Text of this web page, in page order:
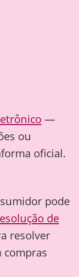
—
ou
oficial.
pode
de
resolver
compras